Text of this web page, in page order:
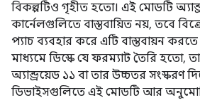
বিকল্পটিও গৃহীত হতো। এই মোডটি
কার্নেলগুলিতে বাস্তবায়িত নয়, তবে
প্যাচ ব্যবহার করে এটি বাস্তবায়ন
মাধ্যমে ডিস্কে যে ফরম্যাট তৈরি হতো, তা
অ্যান্ড্রয়েড ১১ বা তার উচ্চতর সংস্করণ
ডিভাইসগুলিতে এই মোডটি আর